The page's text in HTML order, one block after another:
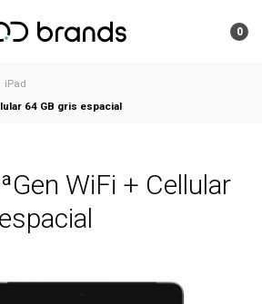
0
iPad
64 GB gris espacial
WiFi + Cellular